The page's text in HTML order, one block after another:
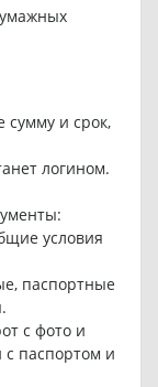
сумму и срок,
логином.
условия
паспортные
с фото и
с паспортом и